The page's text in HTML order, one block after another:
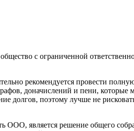
с ограниченной
рекомендуется провести
доначислений и пени, которые
долгов, поэтому лучше не
является решение общего